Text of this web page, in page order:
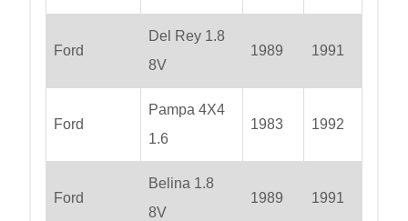
Ford
Del Rey 1.8
8V
1989 1991
Ford
Pampa 4X4
1.6
1983 1992
Ford
Belina 1.8
8V
1989 1991